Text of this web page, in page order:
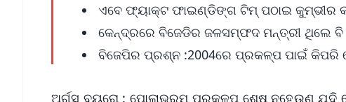
ଏବେ ଫ୍ୟାକ୍ଟ ଫାଇଣ୍ଡିଙ୍ଗ ଟିମ୍ ପଠାଇ କୁମ୍ଭୀର
କେନ୍ଦ୍ରରେ ବିଜେଡିର ଜଳସମ୍ଫଦ ମନ୍ତ୍ରୀ ଥିଲେ ବି
ବିଜେପିର ପ୍ରଶ୍ନ :2004ରେ ପ୍ରକଳ୍ପ ପାଇଁ କିପରି
ଅର୍ଗସ ବ୍ୟୁରୋ : ପୋଲାଭରମ୍ ପ୍ରକଳ୍ପ ଶେଷ ନହେଉଣୁ ଯଦି